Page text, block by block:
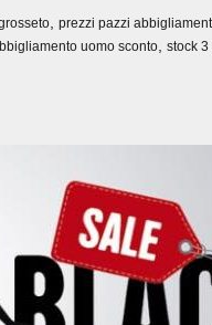
prezzi pazzi
uomo sconto stock 3